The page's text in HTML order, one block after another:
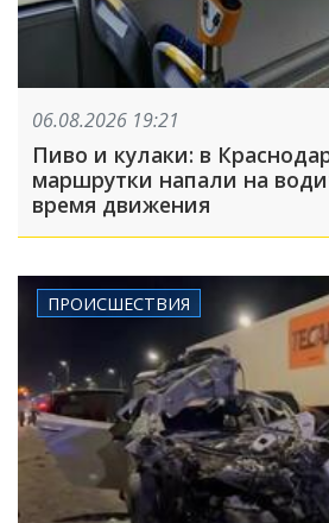
06.08.2026 19:21
Пиво и кулаки: в
маршрутки напали на
время движения
ПРОИСШЕСТВИЯ